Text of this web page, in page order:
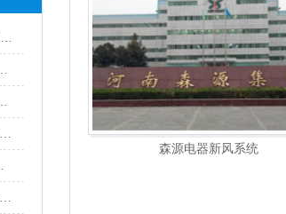
森源电器新风系统